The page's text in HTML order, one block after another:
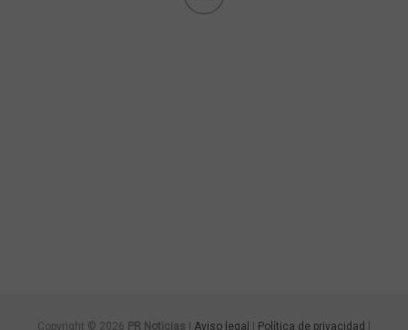
Copyright © 2026 PR Noticias | Aviso legal | Política de privacidad |